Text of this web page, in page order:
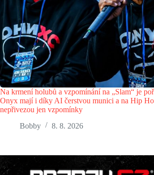
Na krmení holubů a vzpomínání na „Slam“ je
Onyx mají i díky AI čerstvou munici a na Hip
nepřivezou jen vzpomínky
Bobby
8. 8. 2026